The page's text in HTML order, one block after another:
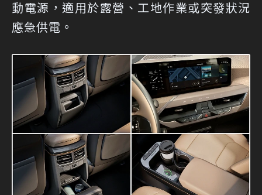
動電源，適用於露營、工地作業或突發狀況
應急供電。